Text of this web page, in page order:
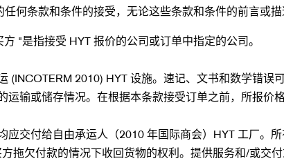
何条款和条件的接受，无论这些条款和条件的前言或描
"是指接受 HYT 报价的公司或订单中指定的公司。
2010) HYT 设施。速记、文书和数学错误
输或储存情况。在根据本条款接受订单之前，所报价格
交付给自由承运人（2010 年国际商会）HYT 工厂。
拖欠付款的情况下收回货物的权利。提供服务和/或交